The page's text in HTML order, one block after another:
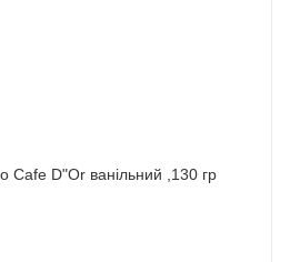
Cafe D"Or ванільний ,130 гр